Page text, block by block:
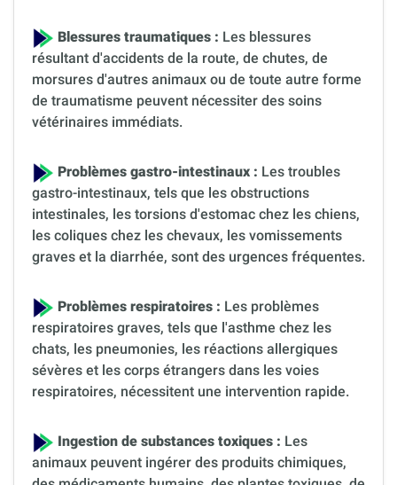
Blessures traumatiques : Les blessures
résultant d'accidents de la route, de chutes, de
morsures d'autres animaux ou de toute autre forme
de traumatisme peuvent nécessiter des soins
vétérinaires immédiats.
Problèmes gastro-intestinaux : Les troubles
gastro-intestinaux, tels que les obstructions
intestinales, les torsions d'estomac chez les chiens,
les coliques chez les chevaux, les vomissements
graves et la diarrhée, sont des urgences fréquentes.
Problèmes respiratoires : Les problèmes
respiratoires graves, tels que l'asthme chez les
chats, les pneumonies, les réactions allergiques
sévères et les corps étrangers dans les voies
respiratoires, nécessitent une intervention rapide.
Ingestion de substances toxiques : Les
animaux peuvent ingérer des produits chimiques,